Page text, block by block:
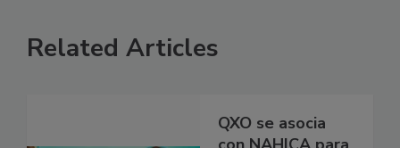
Related Articles
QXO se asocia